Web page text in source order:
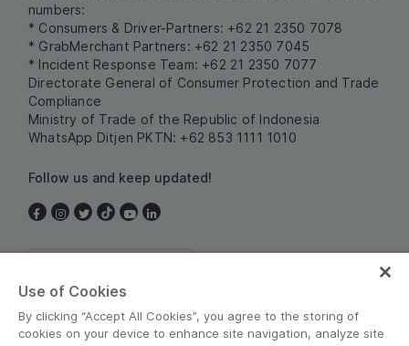
numbers:
* Consumers & Driver-Partners: +62 21 2350 7078
* GrabMerchant Partners: +62 21 2350 7045
* Incident Response Team: +62 21 2350 7077
Directorate General of Consumer Protection and Trade
Compliance
Ministry of Trade of the Republic of Indonesia
WhatsApp Ditjen PKTN: +62 853 1111 1010
Follow us and keep updated!
Use of Cookies
By clicking “Accept All Cookies”, you agree to the storing of
cookies on your device to enhance site navigation, analyze site